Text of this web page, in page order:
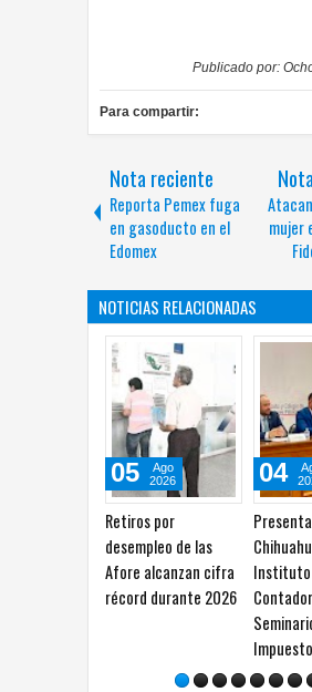
Publicado por:
Para compartir:
Nota reciente
Reporta Pemex fuga
en gasoducto en el
Edomex
mujer
NOTICIAS RELACIONADAS
desempleo de las
Afore alcanzan cifra
récord durante 2026
Presentan Index
Chihuahua e
Instituto de
Contadores
04